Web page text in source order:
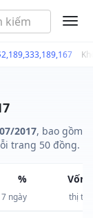
2017, bao gồm
trang 50 đồng.
%
7 ngày
Vốn
thị